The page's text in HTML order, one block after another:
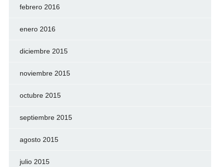
febrero 2016
enero 2016
diciembre 2015
noviembre 2015
octubre 2015
septiembre 2015
agosto 2015
julio 2015